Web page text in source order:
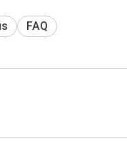
FAQ